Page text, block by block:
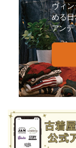
ヴィ
める
アンテ